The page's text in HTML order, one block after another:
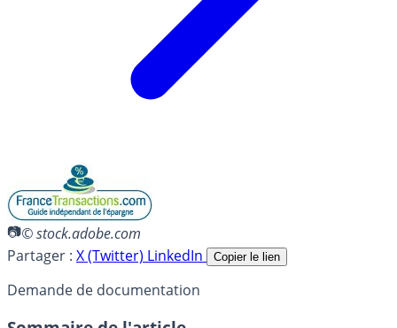
© stock.adobe.com
Partager : X (Twitter) LinkedIn Copier le lien
Demande de documentation